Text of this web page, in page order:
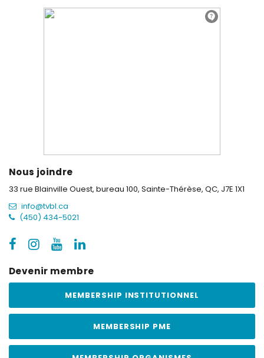
Nous joindre
33 rue Blainville Ouest, bureau 100, Sainte-Thérèse, QC, J7E 1X1
info@tvbl.ca
(450) 434-5021
Devenir membre
MEMBERSHIP INSTITUTIONNEL
MEMBERSHIP PME